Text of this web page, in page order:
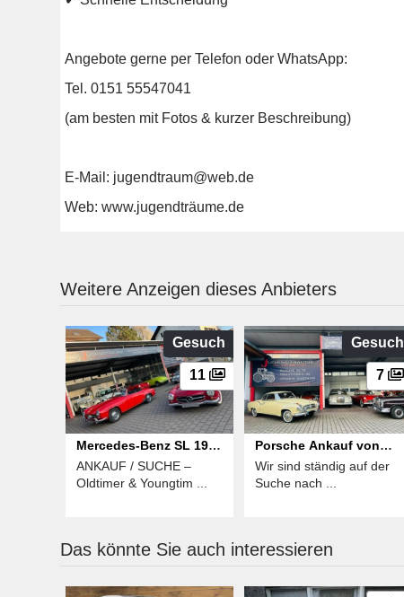
Angebote gerne per Telefon oder WhatsApp:
Tel. 0151 55547041
(am besten mit Fotos & kurzer Beschreibung)
E-Mail: jugendtraum@web.de
Web: www.jugendträume.de
Weitere Anzeigen dieses Anbieters
Gesuch
11
Mercedes-Benz SL 190
230 250 280 300
Pagode W111 W112
ANKAUF / SUCHE –
Oldtimer & Youngtim ...
Gesuch
7
Porsche Ankauf von
Oldtimern jeder Marke
Wir sind ständig auf der
Suche nach ...
Das könnte Sie auch interessieren